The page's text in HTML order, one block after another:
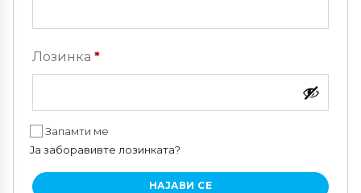
Лозинка *Задолжително
Запамти ме
Ја заборавивте лозинката?
НАЈАВИ СЕ